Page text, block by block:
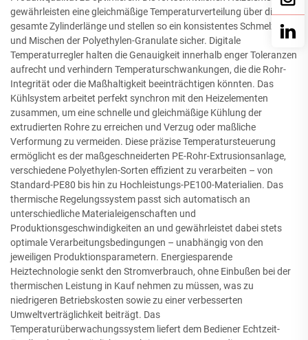
gewährleisten eine gleichmäßige Temperaturverteilung über die
gesamte Zylinderlänge und stellen so ein konsistentes Schmelzen
und Mischen der Polyethylen-Granulate sicher. Digitale
Temperaturregler halten die Genauigkeit innerhalb enger Toleranzen
aufrecht und verhindern Temperaturschwankungen, die die Rohr-
Integrität oder die Maßhaltigkeit beeinträchtigen könnten. Das
Kühlsystem arbeitet perfekt synchron mit den Heizelementen
zusammen, um eine schnelle und gleichmäßige Kühlung der
extrudierten Rohre zu erreichen und Verzug oder maßliche
Verformung zu vermeiden. Diese präzise Temperatursteuerung
ermöglicht es der maßgeschneiderten PE-Rohr-Extrusionsanlage,
verschiedene Polyethylen-Sorten effizient zu verarbeiten – von
Standard-PE80 bis hin zu Hochleistungs-PE100-Materialien. Das
thermische Regelungssystem passt sich automatisch an
unterschiedliche Materialeigenschaften und
Produktionsgeschwindigkeiten an und gewährleistet dabei stets
optimale Verarbeitungsbedingungen – unabhängig von den
jeweiligen Produktionsparametern. Energiesparende
Heiztechnologie senkt den Stromverbrauch, ohne Einbußen bei der
thermischen Leistung in Kauf nehmen zu müssen, was zu
niedrigeren Betriebskosten sowie zu einer verbesserten
Umweltverträglichkeit beiträgt. Das
Temperaturüberwachungssystem liefert dem Bediener Echtzeit-